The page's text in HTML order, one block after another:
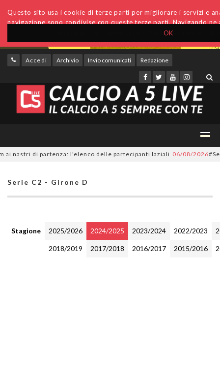
OK
Questo sito usa i cookie di terze parti per migliorare i servizi e
navigazione sono condivise con queste terze parti. Navigando
Accedi Archivio Invio comunicati Redazione
di partenza: l'elenco delle partecipanti laziali 06/08/2026
Serie C2 - Girone D
Stagione 2025/2026 2024/2025 2023/2024 2022/2023
2018/2019 2017/2018 2016/2017 2015/2016